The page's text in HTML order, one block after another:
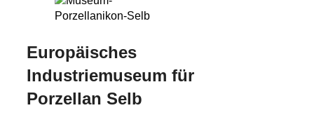
Europäisches
Industriemuseum für
Porzellan Selb